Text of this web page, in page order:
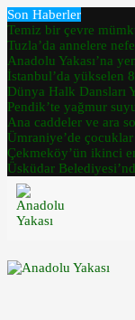
Son Haberler
Temiz bir çevre
Tuzla’da annelere
Anadolu Yakası’na
İstanbul’da yükselen
Dünya Halk Dansları
Pendik’te yağmur
Ana caddeler ve ara
Ümraniye’de
Çekmeköy’ün ikinci
Üsküdar